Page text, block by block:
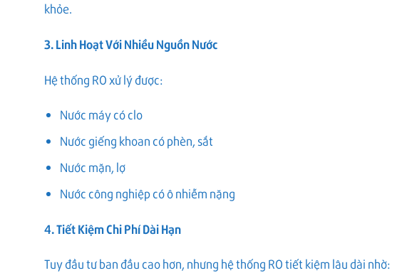
khỏe.
3. Linh Hoạt Với Nhiều Nguồn Nước
Hệ thống RO xử lý được:
Nước máy có clo
Nước giếng khoan có phèn, sắt
Nước mặn, lợ
Nước công nghiệp có ô nhiễm nặng
4. Tiết Kiệm Chi Phí Dài Hạn
Tuy đầu tư ban đầu cao hơn, nhưng hệ thống RO tiết kiệm lâu dài nhờ: